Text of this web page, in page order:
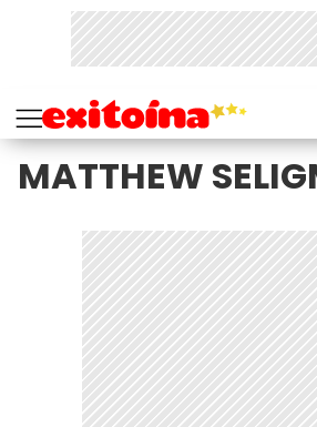
MATTHEW